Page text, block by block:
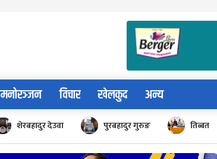
मनोरञ्जन विचार खेलकुद अन्य
शेरबहादुर देउवा पुरबहादुर गुरुङ तिब्बत